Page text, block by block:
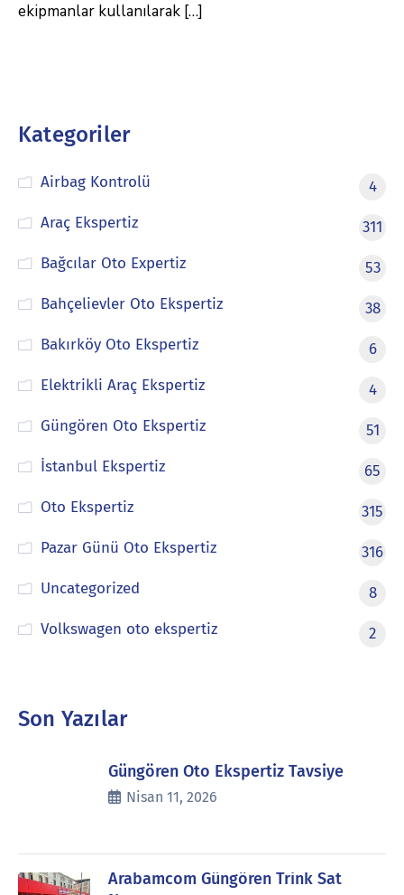
ekipmanlar kullanılarak […]
Kategoriler
Airbag Kontrolü
4
Araç Ekspertiz
311
Bağcılar Oto Expertiz
53
Bahçelievler Oto Ekspertiz
38
Bakırköy Oto Ekspertiz
6
Elektrikli Araç Ekspertiz
4
Güngören Oto Ekspertiz
51
İstanbul Ekspertiz
65
Oto Ekspertiz
315
Pazar Günü Oto Ekspertiz
316
Uncategorized
8
Volkswagen oto ekspertiz
2
Son Yazılar
Güngören Oto Ekspertiz Tavsiye
Nisan 11, 2026
Arabamcom Güngören Trink Sat